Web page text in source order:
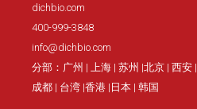
dichbio.com
400-999-3848
info@dichbio.com
分部：广州 | 上海 | 苏州 |北京 | 西安 |
成都 | 台湾 |香港 |日本 | 韩国